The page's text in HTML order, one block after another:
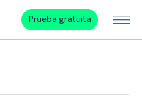
Prueba gratuita